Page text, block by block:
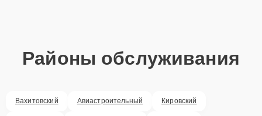
Районы обслуживания
Вахитовский Авиастроительный Кировский